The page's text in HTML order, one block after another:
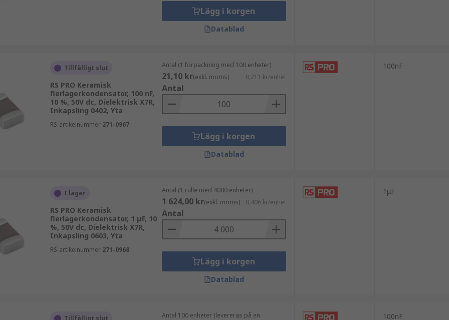
Lägg i korgen
Datablad
Tillfälligt slut
RS PRO Keramisk
flerlagerkondensator, 100 nF,
10 %, 50V dc, Dielektrisk X7R,
Inkapsling 0402, Yta
RS-artikelnummer 271-0967
Antal (1 förpackning med 100 enheter)
21,10 kr(exkl. moms) 0,211 kr/enhet
Antal
Lägg i korgen
Datablad
100nF
I lager
RS PRO Keramisk
flerlagerkondensator, 1 μF, 10
%, 50V dc, Dielektrisk X7R,
Inkapsling 0603, Yta
RS-artikelnummer 271-0968
Antal (1 rulle med 4000 enheter)
1 624,00 kr(exkl. moms) 0,406 kr/enhet
Antal
Lägg i korgen
Datablad
1μF
Tillfälligt slut
Antal 100 enheter (levereras på en
100nF